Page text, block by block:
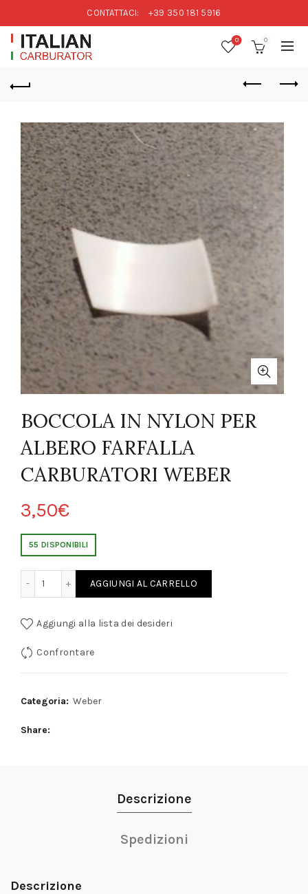
CONTATTACI: +39 350 181 5916
0 0
BOCCOLA IN NYLON PER
ALBERO FARFALLA
CARBURATORI WEBER
3,50€
55 DISPONIBILI
AGGIUNGI AL CARRELLO
Aggiungi alla lista dei desideri
Confrontare
Categoria: Weber
Share
Descrizione
Spedizioni
Descrizione